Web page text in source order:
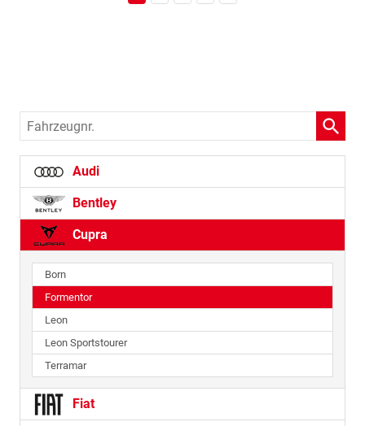
Fahrzeugnr.
Audi
Bentley
Cupra
Born
Formentor
Leon
Leon Sportstourer
Terramar
Fiat